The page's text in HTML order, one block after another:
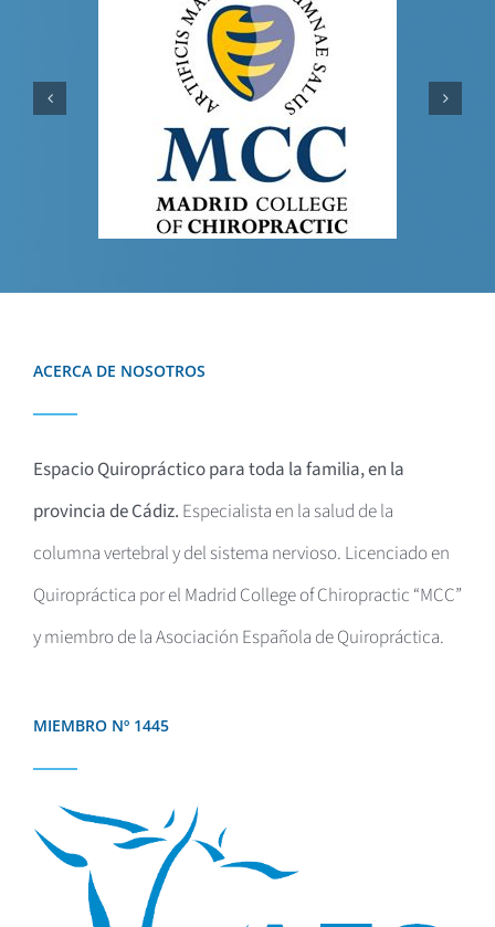
ACERCA DE NOSOTROS
Espacio Quiropráctico para toda la familia, en la
provincia de Cádiz. Especialista en la salud de la
columna vertebral y del sistema nervioso. Licenciado en
Quiropráctica por el Madrid College of Chiropractic “MCC”
y miembro de la Asociación Española de Quiropráctica.
MIEMBRO Nº 1445